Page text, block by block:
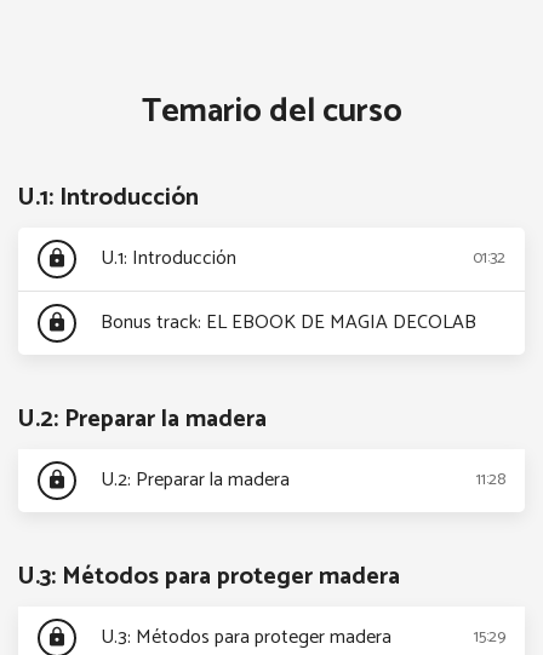
Temario del curso
U.1: Introducción
lock U.1: Introducción 01:32
lock Bonus track: EL EBOOK DE MAGIA DECOLAB
U.2: Preparar la madera
lock U.2: Preparar la madera 11:28
U.3: Métodos para proteger madera
lock U.3: Métodos para proteger madera 15:29